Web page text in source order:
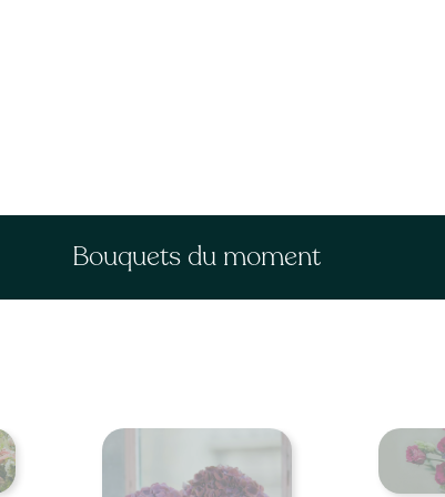
Bouquets du moment